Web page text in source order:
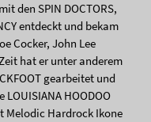
den SPIN DOCTORS,
entdeckt und bekam
Cocker, John Lee
hat er unter anderem
gearbeitet und
HOODOO
Melodic Hardrock Ikone